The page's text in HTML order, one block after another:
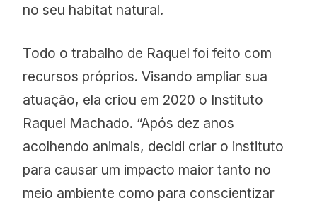
no seu habitat natural.
Todo o trabalho de Raquel foi feito com
recursos próprios. Visando ampliar sua
atuação, ela criou em 2020 o Instituto
Raquel Machado. “Após dez anos
acolhendo animais, decidi criar o instituto
para causar um impacto maior tanto no
meio ambiente como para conscientizar